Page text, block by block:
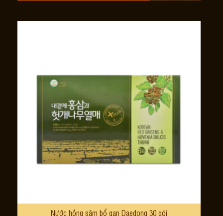
Nước hồng sâm bổ gan Daedong 30 gói